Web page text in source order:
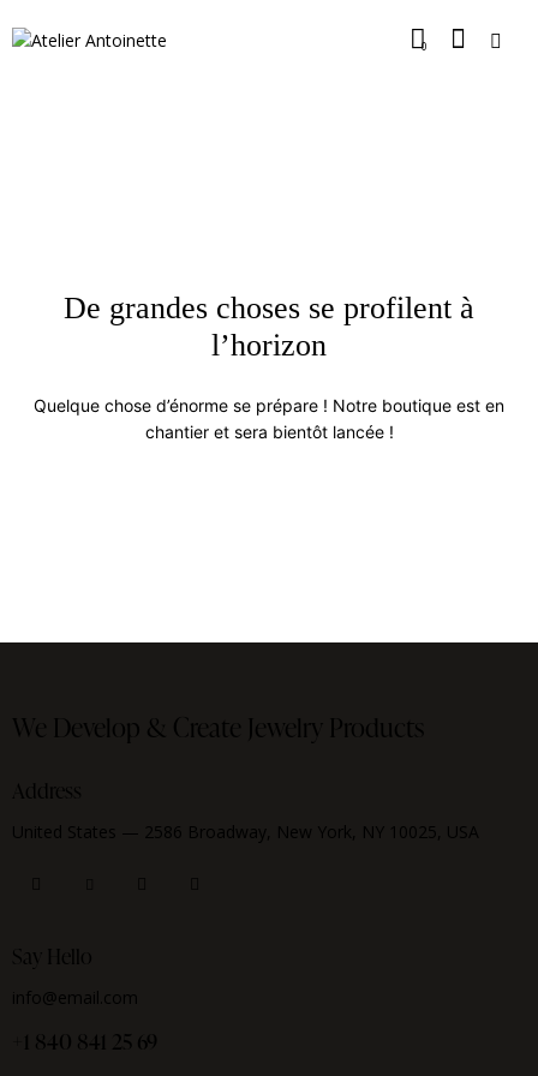
0
De grandes choses se profilent à
l’horizon
Quelque chose d’énorme se prépare ! Notre boutique est en
chantier et sera bientôt lancée !
We Develop & Create Jewelry Products
Address
United States — 2586 Broadway, New York, NY 10025, USA
Say Hello
info@email.com
+1 840 841 25 69